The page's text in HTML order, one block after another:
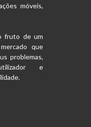
móveis,
fruto de um
que
problemas,
e